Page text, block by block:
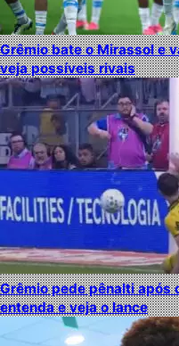
Grêmio bate o Mirassol e
veja possíveis rivais
Grêmio pede pênalti após
entenda e veja o lance